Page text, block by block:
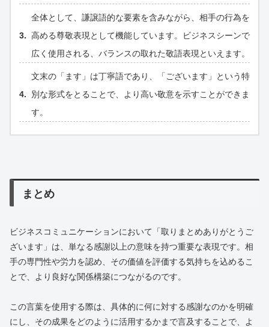
全体として、謙譲語的な要素を含みながら、相手の行為を
高める尊敬表現として機能しています。ビジネスシーンで
広く使用される、バランスの取れた敬語表現といえます。
文末の「ます」は丁寧語であり、「ございます」という特
別な形式をとることで、より高い敬意を示すことができま
す。
まとめ
ビジネスコミュニケーションにおいて「取りまとめありがとうご
ざいます」は、単なる感謝以上の意味を持つ重要な表現です。相
手の専門性や労力を認め、その価値を評価する気持ちを込めるこ
とで、より良好な関係構築につながるのです。
この言葉を使用する際は、具体的に何に対する感謝なのかを明確
にし、その成果をどのように活用するかまで言及することで、よ